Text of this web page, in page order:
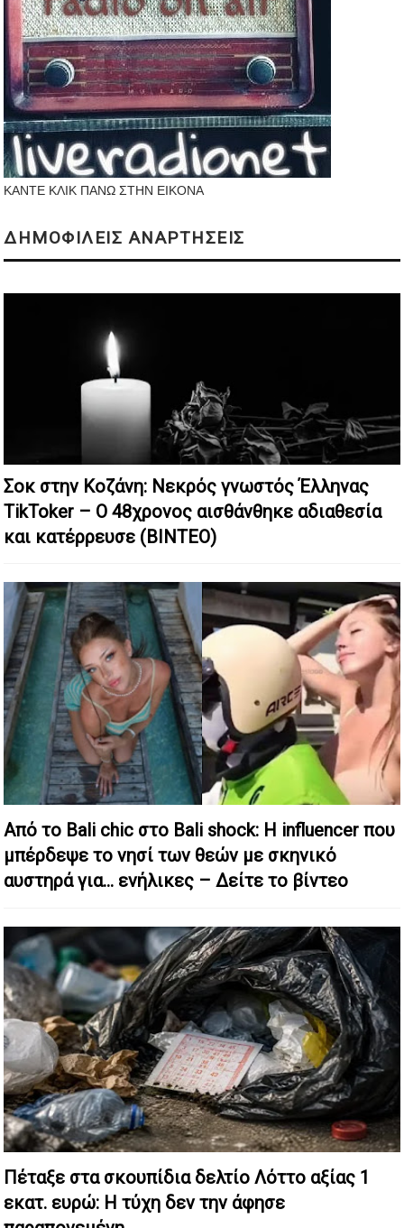
ΚΑΝΤΕ ΚΛΙΚ ΠΑΝΩ ΣΤΗΝ ΕΙΚΟΝΑ
ΔΗΜΟΦΙΛΕΙΣ ΑΝΑΡΤΗΣΕΙΣ
Σοκ στην Κοζάνη: Nεκρός γνωστός Έλληνας
TikToker – Ο 48χρονος αισθάνθηκε αδιαθεσία
και κατέρρευσε (ΒΙΝΤΕΟ)
Από το Bali chic στο Bali shock: Η influencer που
μπέρδεψε το νησί των θεών με σκηνικό
αυστηρά για… ενήλικες – Δείτε το βίντεο
Πέταξε στα σκουπίδια δελτίο Λόττο αξίας 1
εκατ. ευρώ: Η τύχη δεν την άφησε